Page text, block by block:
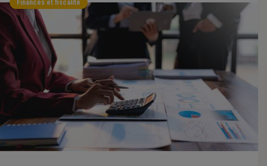
Finances et fiscalité